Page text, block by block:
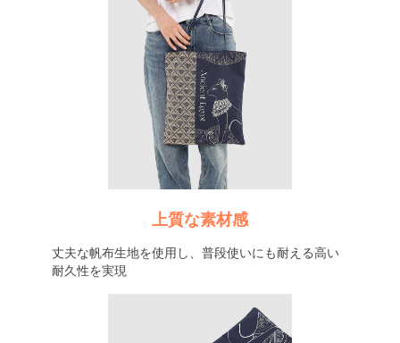
上質な素材感
丈夫な帆布生地を使用し、普段使いにも耐える高い
耐久性を実現